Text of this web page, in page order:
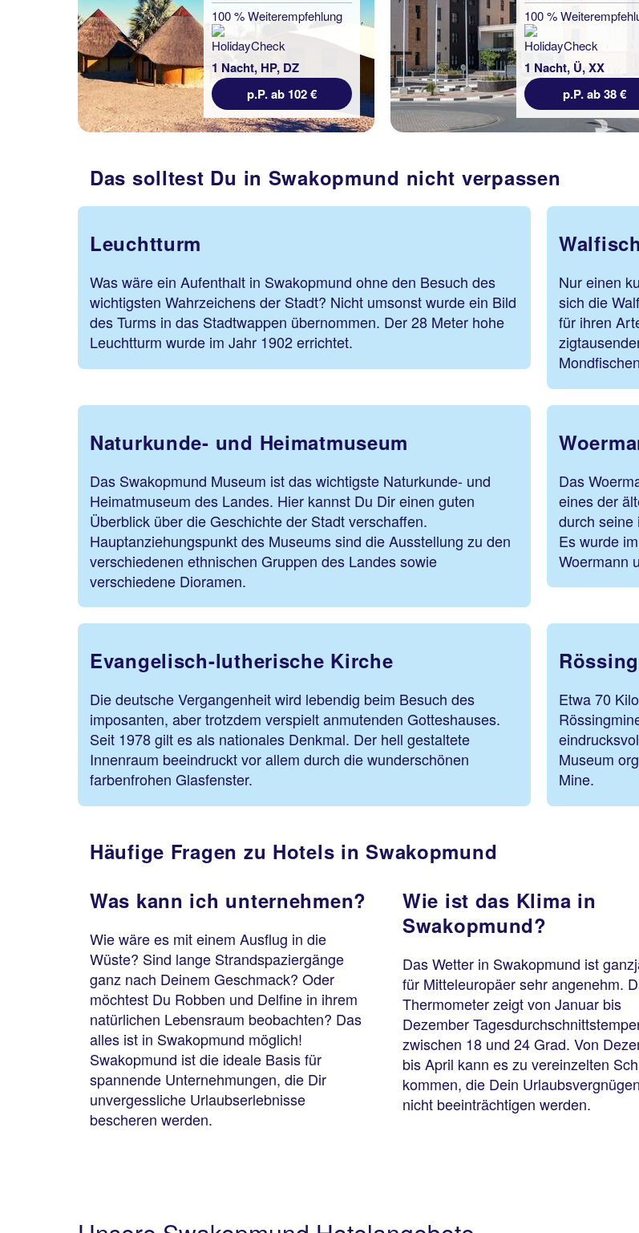
100 % Weiterempfehlung
1 Nacht, HP, DZ
p.P. ab 102 €
100 %
1 Nacht, Ü, XX
p.P. ab 38 €
Das solltest Du in Swakopmund nicht verpassen
Leuchtturm
Was wäre ein Aufenthalt in Swakopmund ohne den Besuch des
wichtigsten Wahrzeichens der Stadt? Nicht umsonst wurde ein Bild
des Turms in das Stadtwappen übernommen. Der 28 Meter hohe
Leuchtturm wurde im Jahr 1902 errichtet.
Nur einen
sich die
für ihren
Naturkunde- und Heimatmuseum
Das Swakopmund Museum ist das wichtigste Naturkunde- und
Heimatmuseum des Landes. Hier kannst Du Dir einen guten
Überblick über die Geschichte der Stadt verschaffen.
Hauptanziehungspunkt des Museums sind die Ausstellung zu den
verschiedenen ethnischen Gruppen des Landes sowie
verschiedene Dioramen.
Das
eines der
durch seine
Es wurde
Woermann
Evangelisch-lutherische Kirche
Die deutsche Vergangenheit wird lebendig beim Besuch des
imposanten, aber trotzdem verspielt anmutenden Gotteshauses.
Seit 1978 gilt es als nationales Denkmal. Der hell gestaltete
Innenraum beeindruckt vor allem durch die wunderschönen
farbenfrohen Glasfenster.
Etwa 70
Museum
Mine.
Häufige Fragen zu Hotels in Swakopmund
Was kann ich unternehmen?
Wie wäre es mit einem Ausflug in die
Wüste? Sind lange Strandspaziergänge
ganz nach Deinem Geschmack? Oder
möchtest Du Robben und Delfine in ihrem
natürlichen Lebensraum beobachten? Das
alles ist in Swakopmund möglich!
Swakopmund ist die ideale Basis für
spannende Unternehmungen, die Dir
unvergessliche Urlaubserlebnisse
bescheren werden.
Wie ist das Klima in
Swakopmund?
Das Wetter in Swakopmund ist
für Mitteleuropäer sehr angenehm.
Thermometer zeigt von Januar bis
Dezember
zwischen 18 und 24 Grad. Von
bis April kann es zu vereinzelten
kommen, die Dein
nicht beeinträchtigen werden.